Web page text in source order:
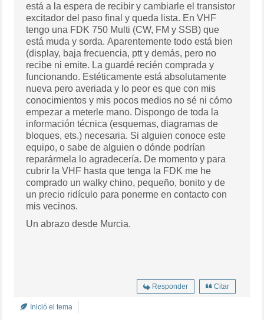
está a la espera de recibir y cambiarle el transistor
excitador del paso final y queda lista. En VHF
tengo una FDK 750 Multi (CW, FM y SSB) que
está muda y sorda. Aparentemente todo está bien
(display, baja frecuencia, ptt y demás, pero no
recibe ni emite. La guardé recién comprada y
funcionando. Estéticamente está absolutamente
nueva pero averiada y lo peor es que con mis
conocimientos y mis pocos medios no sé ni cómo
empezar a meterle mano. Dispongo de toda la
información técnica (esquemas, diagramas de
bloques, ets.) necesaria. Si alguien conoce este
equipo, o sabe de alguien o dónde podrían
reparármela lo agradecería. De momento y para
cubrir la VHF hasta que tenga la FDK me he
comprado un walky chino, pequeño, bonito y de
un precio ridículo para ponerme en contacto con
mis vecinos.
Un abrazo desde Murcia.
Responder Citar
Inició el tema